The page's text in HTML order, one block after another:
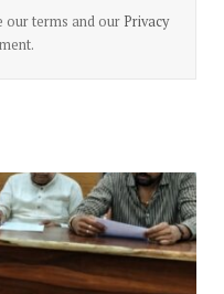
our terms and our Privacy